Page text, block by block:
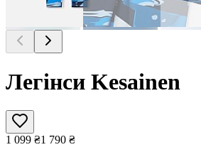
Легінси Kesainen
1 099 ₴1 790 ₴